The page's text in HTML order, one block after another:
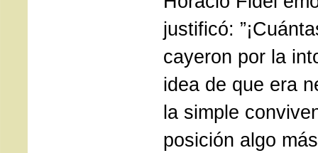
justificó:
cayeron por la
idea de que era
la simple
posición algo